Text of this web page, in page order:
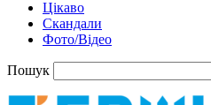
Цікаво
Скандали
Фото/Відео
Пошук